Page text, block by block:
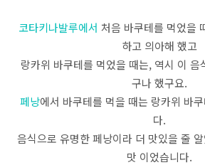
코타키나발루에서 처음 바쿠테를 먹었을
하고 의아해 했고
랑카위 바쿠테를 먹었을 때는, 역시 이 음
구나 했구요.
페낭에서 바쿠테를 먹을 때는 랑카위 바
다.
음식으로 유명한 페낭이라 더 맛있을 줄
맛 이었습니다.